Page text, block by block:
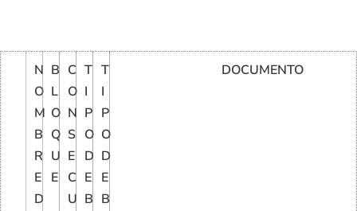
N
O
M
B
R
E
D
B
L
O
Q
U
E
C
O
N
S
E
C
U
T
I
P
O
D
E
B
T
I
P
O
D
E
B
DOCUMENTO